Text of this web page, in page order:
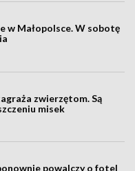
w Małopolsce. W sobotę
zwierzętom. Są
misek
powalczy o fotel